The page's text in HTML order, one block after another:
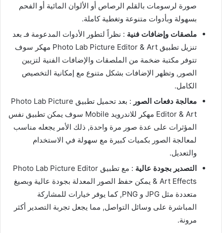
صورة لرسومات بالقلم الرصاص أو الألوان المائية أو الفحم
بسهولة وبأدوات متنوعة وتغطية كاملة.
ملصقات وإضافات فنية : نظراً لتطور الأدوات المدعومة فـ بعد
تنزيل تطبيق Photo Lab Picture Editor & Art مهكر سوف
تتوفر مكتبة ضخمة من الملصقات والإضافات الفنية لتزيين
الصور, وتظهر الإضافات بشكل متنوع مع إمكانية التخصيص
الكامل.
معالجة دفعات الصور
: بعد تحميل تطبيق Photo Lab Picture
Editor & Art مهكر للاندرويد Mobile سوف يمكن تطبيق نفس
المؤثرات على عدة صور مرة واحدة, ذلك الأمر يجعله مناسب
لمعالجة الصور بكميات كبيرة مع سهولة في الاستخدام
والتعديل.
التصدير بجودة عالية
: مع تطبيق Photo Lab Picture Editor
& Art Effects يمكن حفظ الصور المعدلة بجودة عالية وبصيغ
متعددة مثل JPG و PNG, كما يوفر خيارات للمشاركة
المباشرة على وسائل التواصل, مما يجعل تجربة التصدير أكثر
مرونة.